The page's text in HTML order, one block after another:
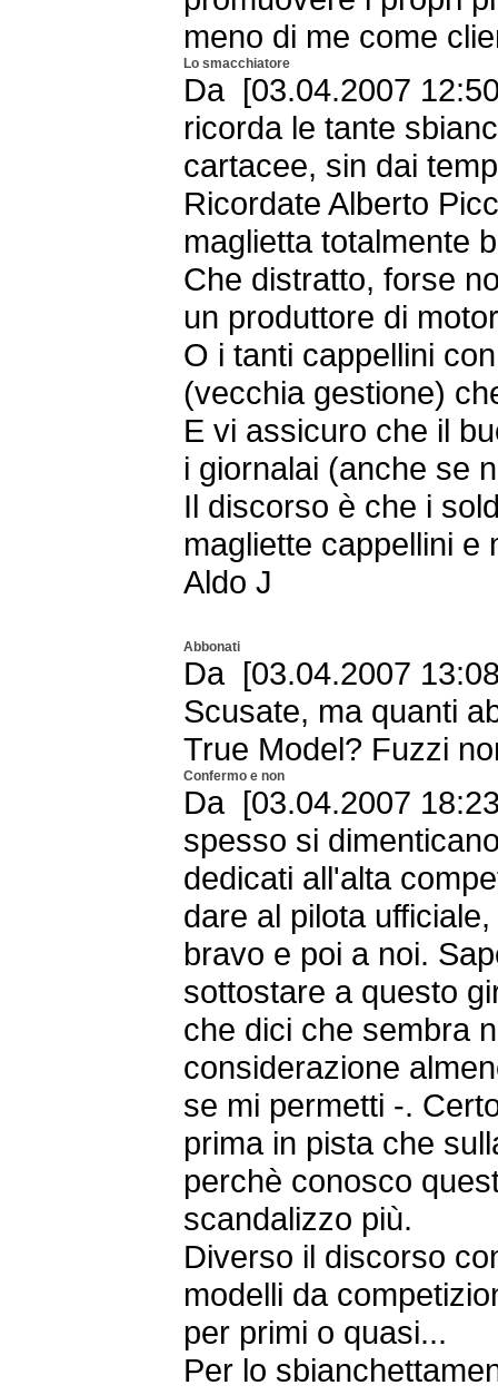
meno di me come
Lo smacchiatore
Da [03.04.2007
ricorda le tante
cartacee, sin dai
Ricordate Alberto
maglietta totalmente
Che distratto, forse
un produttore di
O i tanti cappellini
(vecchia gestione)
E vi assicuro che il
i giornalai (anche se
Il discorso è che i
magliette cappellini e
Aldo J
Abbonati
Da [03.04.2007
Scusate, ma quanti
True Model? Fuzzi
Confermo e non
Da [03.04.2007
spesso si
dedicati all'alta
dare al pilota
bravo e poi a noi.
sottostare a questo
che dici che sembra
considerazione
se mi permetti -.
prima in pista che
perchè conosco
scandalizzo più.
Diverso il discorso
modelli da
per primi o quasi...
Per lo